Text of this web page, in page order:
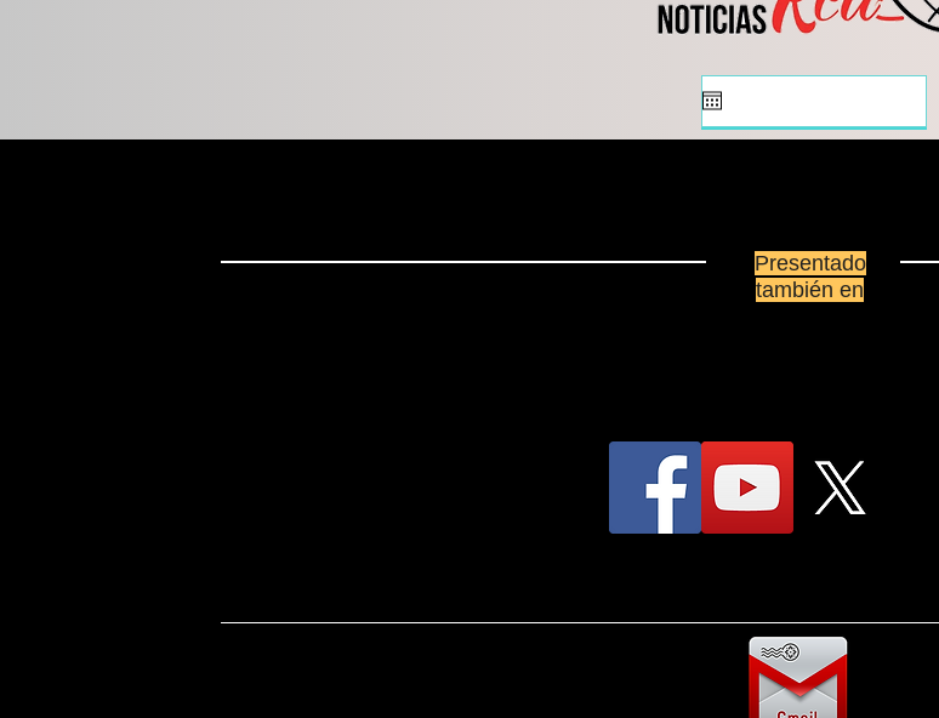
Presentado
también en